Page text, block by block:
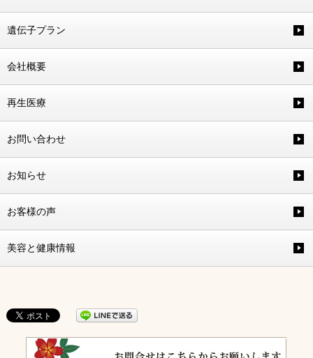
遺伝子プラン
会社概要
再生医療
お問い合わせ
お知らせ
お客様の声
美容と健康情報